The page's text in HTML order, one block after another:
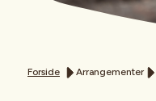
Forside Arrangementer